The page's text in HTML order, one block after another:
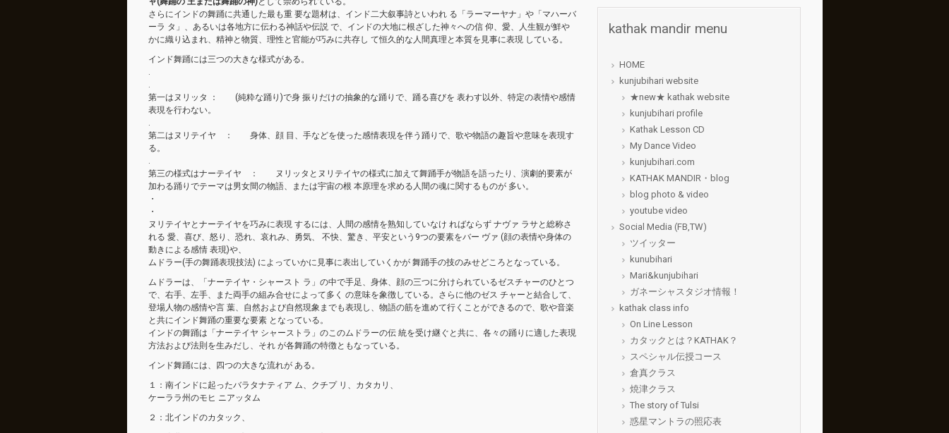
さらにインドの舞踊に共通した最も重 要な題材は、インド二大叙事詩といわれ る「ラーマーヤナ」や「マハーバ
ーラ タ」、あるいは各地方に伝わる神話や伝説 で、インドの大地に根ざした神々への信 仰、愛、人生観が鮮や
かに織り込まれ、精神と物質、理性と官能が巧みに共存し て恒久的な人間真理と本質を見事に表現 している。
インド舞踊には三つの大きな様式がある。
.
.
第一はヌリッタ ： (純粋な踊り)で身 振りだけの抽象的な踊りで、踊る喜びを 表わす以外、特定の表情や感情
表現を行わない。
.
第二はヌリテイヤ ： 身体、顔 目、手などを使った感情表現を伴う踊りで、歌や物語の趣旨や意味を表現す
る。
.
第三の様式はナーテイヤ ： ヌリッタとヌリテイヤの様式に加えて舞踊手が物語を語ったり、演劇的要素が
加わる踊りでテーマは男女間の物語、または宇宙の根 本原理を求める人間の魂に関するものが 多い。
・
・
ヌリテイヤとナーテイヤを巧みに表現 するには、人間の感情を熟知していなけ ればならず ナヴァ ラサと総称さ
れる 愛、喜び、怒り、恐れ、哀れみ、勇気、 不快、驚き、平安という9つの要素をバー ヴァ (顔の表情や身体の
動きによる感情 表現)や、
ムドラー(手の舞踊表現技法) によっていかに見事に表出していくかが 舞踊手の技のみせどころとなっている。
ムドラーは、「ナーテイヤ・シャースト ラ」の中で手足、身体、顔の三つに分けられているゼスチャーのひとつ
で、右手、左手、また両手の組み合せによって多く の意味を象徴している。さらに他のゼス チャーと結合して、
登場人物の感情や言 葉、自然および自然現象までも表現し、物語の筋を進めて行くことができるので、歌や音楽
と共にインド舞踊の重要な要素 となっている。
インドの舞踊は「ナーテイヤ シャーストラ」のこのムドラーの伝 統を受け継ぐと共に、各々の踊りに適した表現
方法および法則を生みだし、それ が各舞踊の特徴ともなっている。
インド舞踊には、四つの大きな流れが ある。
１：南インドに起ったバラタナティア ム、クチプ リ、カタカリ、
ケーララ州のモヒ ニアッタム
２：北インドのカタック、
kathak mandir menu
HOME
kunjubihari website
★new★ kathak website
kunjubihari profile
Kathak Lesson CD
My Dance Video
kunjubihari.com
KATHAK MANDIR・blog
blog photo & video
youtube video
Social Media (FB,TW)
ツイッター
kunubihari
Mari&kunjubihari
ガネーシャスタジオ情報！
kathak class info
On Line Lesson
カタックとは？KATHAK？
スペシャル伝授コース
倉真クラス
焼津クラス
The story of Tulsi
惑星マントラの照応表